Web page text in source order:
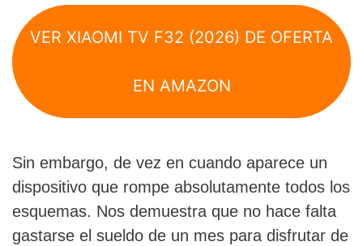
VER XIAOMI TV F32 (2026) DE OFERTA
EN AMAZON
Sin embargo, de vez en cuando aparece un
dispositivo que rompe absolutamente todos los
esquemas. Nos demuestra que no hace falta
gastarse el sueldo de un mes para disfrutar de